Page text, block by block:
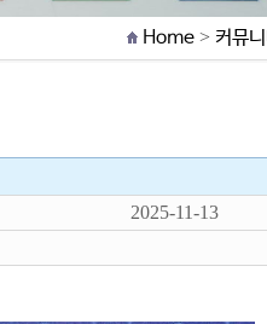
Home > 커뮤
2025-11-13